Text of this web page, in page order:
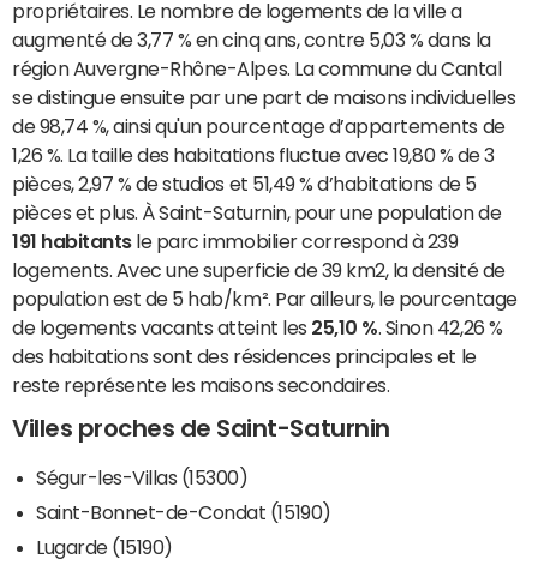
propriétaires. Le nombre de logements de la ville a
augmenté de 3,77 % en cinq ans, contre 5,03 % dans la
région Auvergne-Rhône-Alpes. La commune du Cantal
se distingue ensuite par une part de maisons individuelles
de 98,74 %, ainsi qu'un pourcentage d’appartements de
1,26 %. La taille des habitations fluctue avec 19,80 % de 3
pièces, 2,97 % de studios et 51,49 % d’habitations de 5
pièces et plus. À Saint-Saturnin, pour une population de
191 habitantsle parc immobilier correspond à 239
logements. Avec une superficie de 39 km2, la densité de
population est de 5 hab/km². Par ailleurs, le pourcentage
de logements vacants atteint les 25,10 % . Sinon 42,26 %
des habitations sont des résidences principales et le
reste représente les maisons secondaires.
Villes proches de Saint-Saturnin
Ségur-les-Villas (15300)
Saint-Bonnet-de-Condat (15190)
Lugarde (15190)